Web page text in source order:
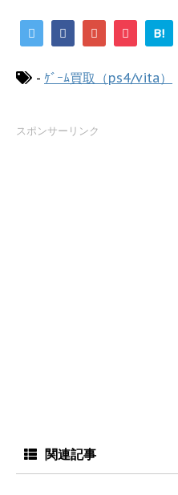
B!
- ｹﾞｰﾑ買取（ps4/vita）
スポンサーリンク
関連記事